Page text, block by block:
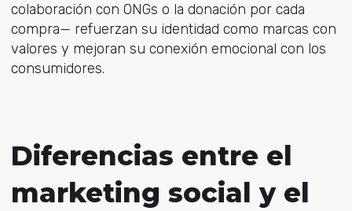
colaboración con ONGs o la donación por cada
compra— refuerzan su identidad como marcas con
valores y mejoran su conexión emocional con los
consumidores.
Diferencias entre el
marketing social y el